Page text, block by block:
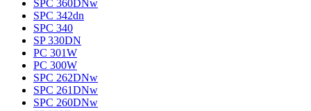
SPC 360DNw
SPC 342dn
SPC 340
SP 330DN
PC 301W
PC 300W
SPC 262DNw
SPC 261DNw
SPC 260DNw